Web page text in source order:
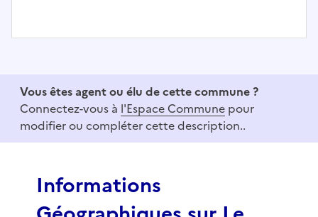
f
Vous êtes agent ou élu de cette commune ?
Connectez-vous à l'Espace Commune pour
modifier ou compléter cette description..
Informations